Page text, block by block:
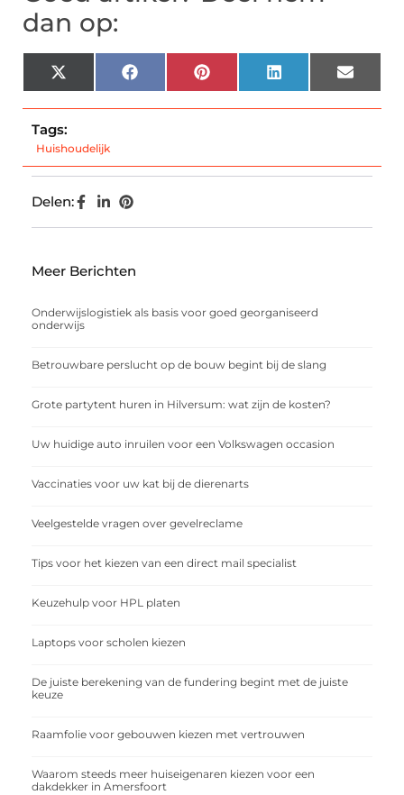
dan op:
X
(Twitter)
Facebook Pinterest LinkedIn Email
Tags:
Huishoudelijk
Delen:
Meer Berichten
Onderwijslogistiek als basis voor goed georganiseerd
onderwijs
Betrouwbare perslucht op de bouw begint bij de slang
Grote partytent huren in Hilversum: wat zijn de kosten?
Uw huidige auto inruilen voor een Volkswagen occasion
Vaccinaties voor uw kat bij de dierenarts
Veelgestelde vragen over gevelreclame
Tips voor het kiezen van een direct mail specialist
Keuzehulp voor HPL platen
Laptops voor scholen kiezen
De juiste berekening van de fundering begint met de juiste
keuze
Raamfolie voor gebouwen kiezen met vertrouwen
Waarom steeds meer huiseigenaren kiezen voor een
dakdekker in Amersfoort